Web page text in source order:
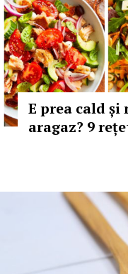
E prea cald
aragaz? 9